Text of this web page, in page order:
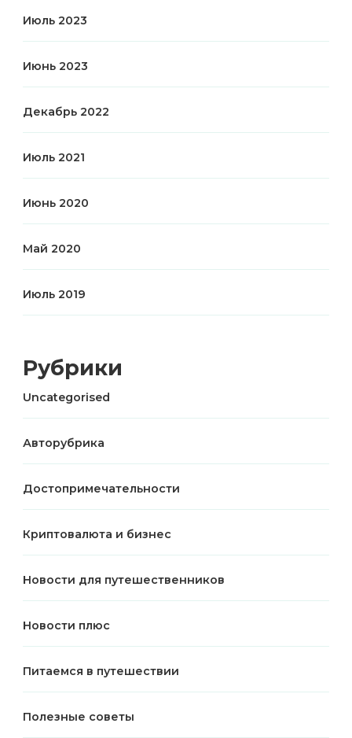
Июль 2023
Июнь 2023
Декабрь 2022
Июль 2021
Июнь 2020
Май 2020
Июль 2019
Рубрики
Uncategorised
Авторубрика
Достопримечательности
Криптовалюта и бизнес
Новости для путешественников
Новости плюс
Питаемся в путешествии
Полезные советы